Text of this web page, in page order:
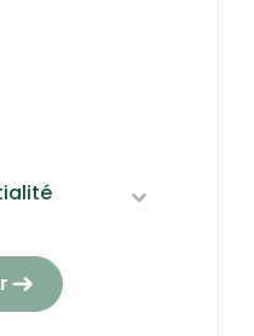
utilisées et
à notre